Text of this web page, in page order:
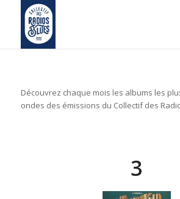
Découvrez chaque mois les albums les
ondes des émissions du Collectif des
3